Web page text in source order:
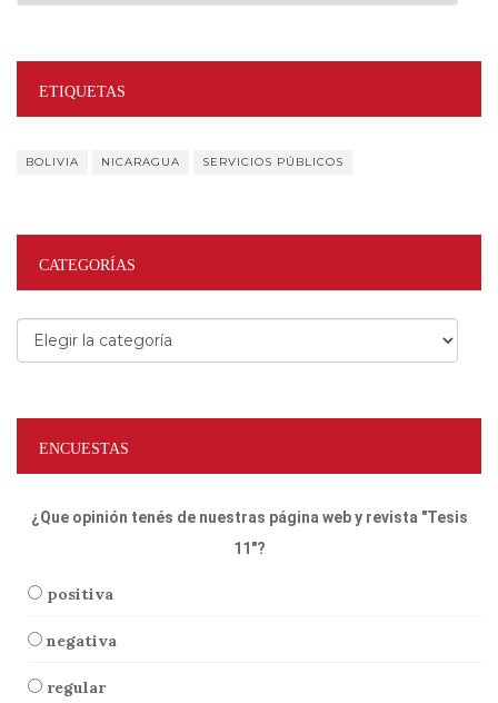
ETIQUETAS
BOLIVIA NICARAGUA SERVICIOS PÚBLICOS
CATEGORÍAS
Categorías
ENCUESTAS
¿Que opinión tenés de nuestras página web y revista "Tesis
11"?
positiva
negativa
regular